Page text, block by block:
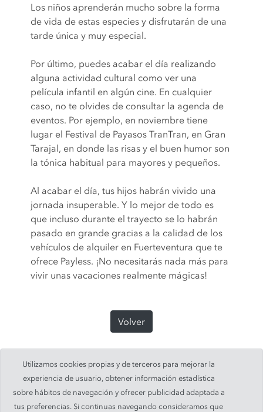
Los niños aprenderán mucho sobre la forma
de vida de estas especies y disfrutarán de una
tarde única y muy especial.
Por último, puedes acabar el día realizando
alguna actividad cultural como ver una
película infantil en algún cine. En cualquier
caso, no te olvides de consultar la agenda de
eventos. Por ejemplo, en noviembre tiene
lugar el Festival de Payasos TranTran, en Gran
Tarajal, en donde las risas y el buen humor son
la tónica habitual para mayores y pequeños.
Al acabar el día, tus hijos habrán vivido una
jornada insuperable. Y lo mejor de todo es
que incluso durante el trayecto se lo habrán
pasado en grande gracias a la calidad de los
vehículos de alquiler en Fuerteventura que te
ofrece Payless. ¡No necesitarás nada más para
vivir unas vacaciones realmente mágicas!
Volver
Utilizamos cookies propias y de terceros para mejorar la
experiencia de usuario, obtener información estadística
sobre hábitos de navegación y ofrecer publicidad adaptada a
tus preferencias. Si continuas navegando consideramos que